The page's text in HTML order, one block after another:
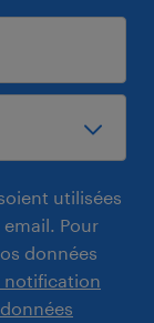
utilisées
Pour
données
notification